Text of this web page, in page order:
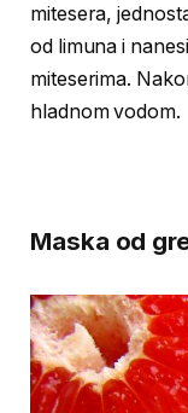
mitesera,
od limuna i
miteserima.
hladnom vodom.
Maska od